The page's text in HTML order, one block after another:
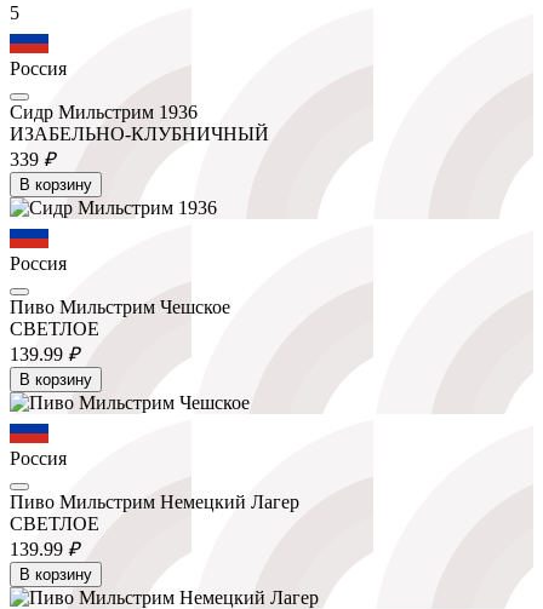
5
Россия
Сидр Мильстрим 1936
ИЗАБЕЛЬНО-КЛУБНИЧНЫЙ
339 ₽
В корзину
Россия
Пиво Мильстрим Чешское
СВЕТЛОЕ
139.99 ₽
В корзину
Россия
Пиво Мильстрим Немецкий Лагер
СВЕТЛОЕ
139.99 ₽
В корзину